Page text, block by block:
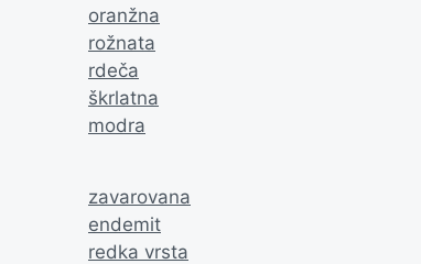
oranžna
rožnata
rdeča
škrlatna
modra
zavarovana
endemit
redka vrsta